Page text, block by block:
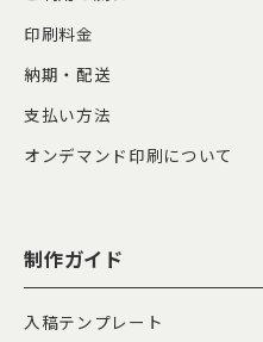
印刷料金
納期・配送
支払い方法
オンデマンド印刷について
制作ガイド
入稿テンプレート